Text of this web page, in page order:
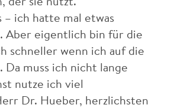
– ich hatte mal etwas
Aber eigentlich bin für die
schneller wenn ich auf die
Da muss ich nicht lange
nutze ich viel
Dr. Hueber, herzlichsten